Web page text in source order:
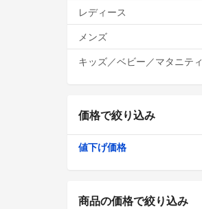
レディース
メンズ
キッズ／ベビー／マタニティ
価格で絞り込み
値下げ価格
商品の価格で絞り込み